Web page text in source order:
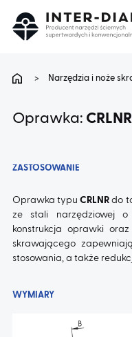
FAQ
> Narzędzia i noże
Oprawka: CRLNR
ZASTOSOWANIE
Oprawka typuCRLNR do
ze stali narzędziowej o
konstrukcja oprawki
skrawającego
stosowania, a także
WYMIARY